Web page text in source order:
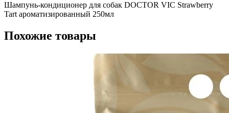
Шампунь-кондиционер для собак DOCTOR VIC Strawberry
Tart ароматизированный 250мл
Похожие товары